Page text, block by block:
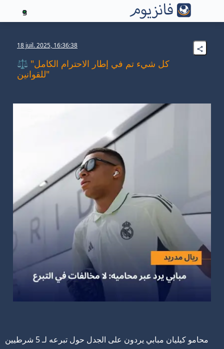
3
18 juil. 2025, 16:36:38
⚖️ "كل شيء تم في إطار الاحترام الكامل
للقوانين"
محامو كيليان مبابي يردون على الجدل حول تبرعه لـ 5 شرطيين